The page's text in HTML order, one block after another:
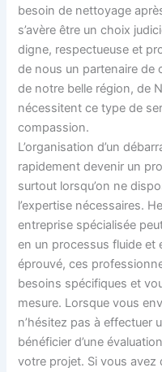
besoin de nettoyage
s’avère être un choix
digne, respectueuse et
de nous un partenaire de
de notre belle région, de
nécessitent ce type de
compassion.
L’organisation d’un
rapidement devenir un
surtout lorsqu’on ne
l’expertise nécessaires.
entreprise spécialisée
en un processus fluide et
éprouvé, ces
besoins spécifiques et
mesure. Lorsque vous
n’hésitez pas à effectuer
bénéficier d’une
votre projet. Si vous